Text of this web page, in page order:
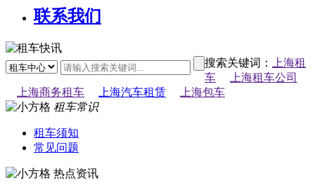
联系我们
搜索关键词：
上海租
车
上海租车公司
上海商务租车
上海汽车租赁
上海包车
租车常识
租车须知
常见问题
热点资讯